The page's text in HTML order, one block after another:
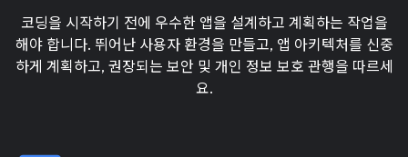
코딩을 시작하기 전에 우수한 앱을 설계하고 계획하는 작업을
해야 합니다. 뛰어난 사용자 환경을 만들고, 앱 아키텍처를 신중
하게 계획하고, 권장되는 보안 및 개인 정보 보호 관행을 따르세
요.